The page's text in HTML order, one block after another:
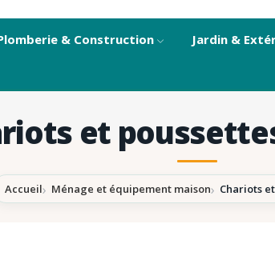
& Construction Jardin &
et
Accueil Ménage et équipement maison Chariots